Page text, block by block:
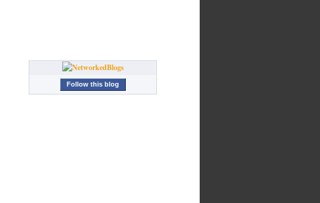
Follow this blog